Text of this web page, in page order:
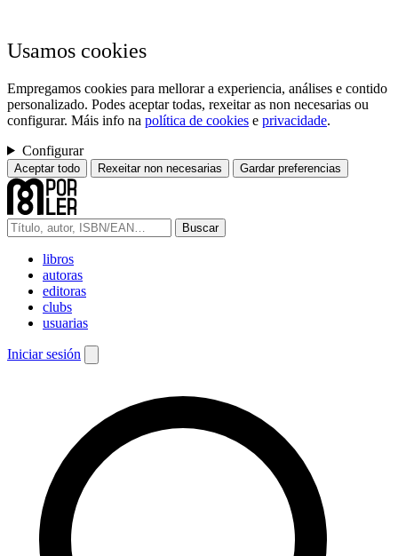
Usamos cookies
Empregamos cookies para mellorar a experiencia, análises e contido
personalizado. Podes aceptar todas, rexeitar as non necesarias ou
configurar. Máis info na política de cookies e privacidade.
Configurar
Aceptar todo Rexeitar non necesarias Gardar preferencias
Buscar
libros
autoras
editoras
clubs
usuarias
Iniciar sesión